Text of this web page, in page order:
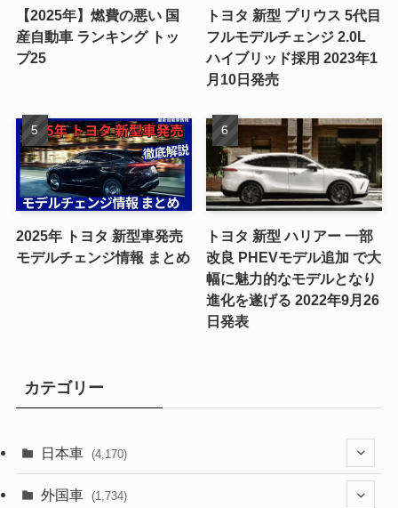
【2025年】燃費の悪い 国
産自動車 ランキング トッ
プ25
トヨタ 新型 プリウス 5代目
フルモデルチェンジ 2.0L
ハイブリッド採用 2023年1
月10日発売
2025年 トヨタ 新型車発売
モデルチェンジ情報 まとめ
トヨタ 新型 ハリアー 一部
改良 PHEVモデル追加 で大
幅に魅力的なモデルとなり
進化を遂げる 2022年9月26
日発表
カテゴリー
日本車 (4,170)
(1,320)
外国車 (1,734)